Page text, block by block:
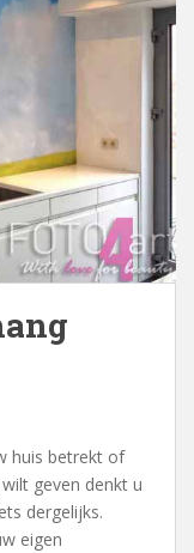
huis betrekt of
geven denkt u
dergelijks.
eigen